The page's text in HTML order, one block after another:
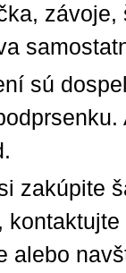
sú
zakúpite
alebo